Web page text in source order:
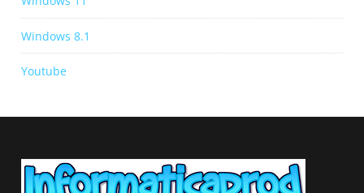
Windows 8.1
Youtube